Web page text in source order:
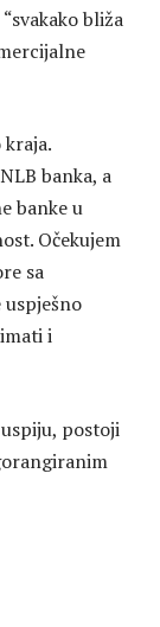
bliža
kraja.
banka, a
banke u
Očekujem
sa
i
postoji